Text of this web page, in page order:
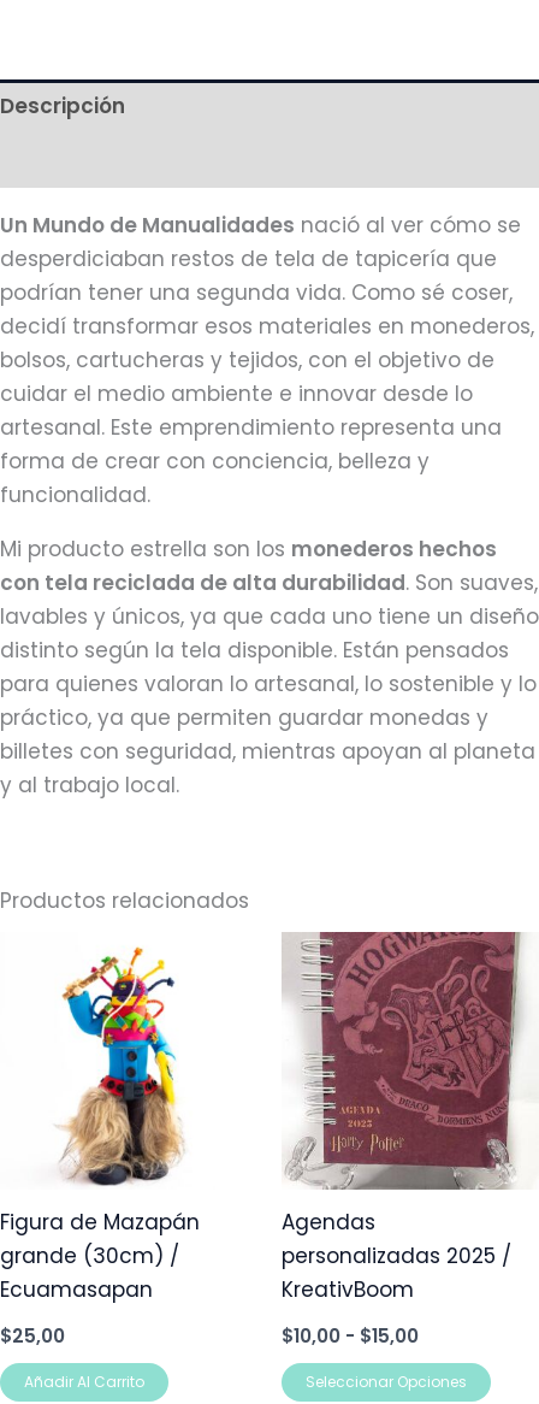
Descripción
Un Mundo de Manualidades nació al ver cómo se
desperdiciaban restos de tela de tapicería que
podrían tener una segunda vida. Como sé coser,
decidí transformar esos materiales en monederos,
bolsos, cartucheras y tejidos, con el objetivo de
cuidar el medio ambiente e innovar desde lo
artesanal. Este emprendimiento representa una
forma de crear con conciencia, belleza y
funcionalidad.
Mi producto estrella son los monederos hechos
con tela reciclada de alta durabilidad. Son suaves,
lavables y únicos, ya que cada uno tiene un diseño
distinto según la tela disponible. Están pensados
para quienes valoran lo artesanal, lo sostenible y lo
práctico, ya que permiten guardar monedas y
billetes con seguridad, mientras apoyan al planeta
y al trabajo local.
Productos relacionados
Figura de Mazapán
grande (30cm) /
Ecuamasapan
$25,00
Añadir Al Carrito
Agendas
personalizadas 2025 /
KreativBoom
$10,00 - $15,00
Rango
precios:
desde
$10,00
hasta
$15,00
Seleccionar Opciones
Este
Las
se
de